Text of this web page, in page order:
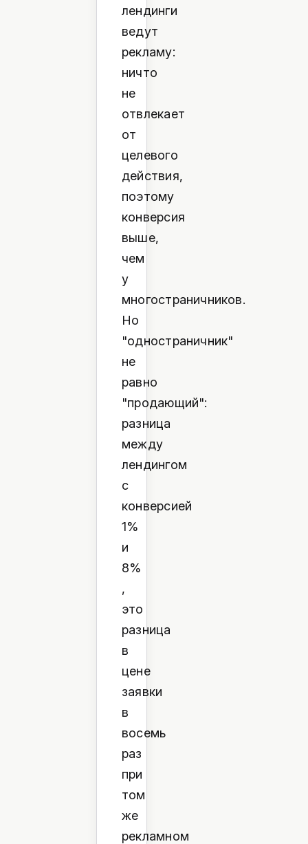
лендинги
ведут
рекламу:
ничто
не
отвлекает
от
целевого
действия,
поэтому
конверсия
выше,
чем
у
многостраничников.
Но
"одностраничник"
не
равно
"продающий":
разница
между
лендингом
с
конверсией
1%
и
8%
,
это
разница
в
цене
заявки
в
восемь
раз
при
том
же
рекламном